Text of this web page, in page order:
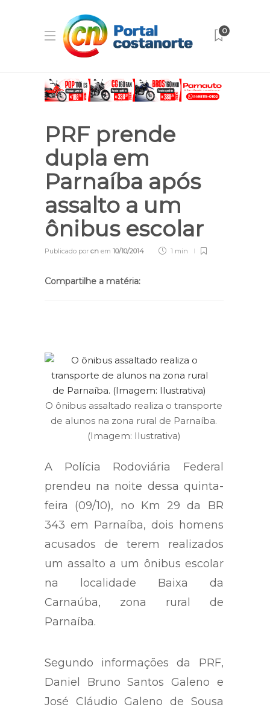
0
PRF prende
dupla em
Parnaíba após
assalto a um
ônibus escolar
Publicado por cn em 10/10/2014 1 min
Compartilhe a matéria:
O ônibus assaltado realiza o transporte
de alunos na zona rural de Parnaíba.
(Imagem: Ilustrativa)
A Polícia Rodoviária Federal
prendeu na noite dessa quinta-
feira (09/10), no Km 29 da BR
343 em Parnaíba, dois homens
acusados de terem realizados
um assalto a um ônibus escolar
na localidade Baixa da
Carnaúba, zona rural de
Parnaíba.
Segundo informações da PRF,
Daniel Bruno Santos Galeno e
José Cláudio Galeno de Sousa